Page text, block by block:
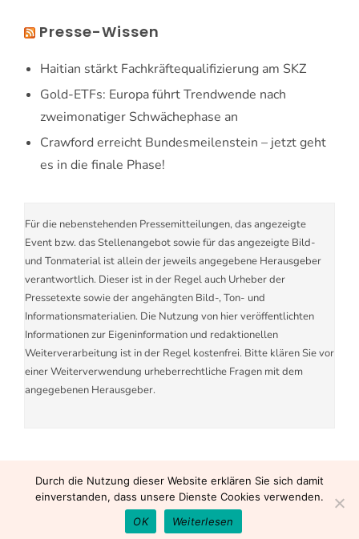
Presse-Wissen
Haitian stärkt Fachkräftequalifizierung am SKZ
Gold-ETFs: Europa führt Trendwende nach
zweimonatiger Schwächephase an
Crawford erreicht Bundesmeilenstein – jetzt geht
es in die finale Phase!
Für die nebenstehenden Pressemitteilungen, das angezeigte
Event bzw. das Stellenangebot sowie für das angezeigte Bild-
und Tonmaterial ist allein der jeweils angegebene Herausgeber
verantwortlich. Dieser ist in der Regel auch Urheber der
Pressetexte sowie der angehängten Bild-, Ton- und
Informationsmaterialien. Die Nutzung von hier veröffentlichten
Informationen zur Eigeninformation und redaktionellen
Weiterverarbeitung ist in der Regel kostenfrei. Bitte klären Sie vor
einer Weiterverwendung urheberrechtliche Fragen mit dem
angegebenen Herausgeber.
Durch die Nutzung dieser Website erklären Sie sich damit
einverstanden, dass unsere Dienste Cookies verwenden.
OK
Weiterlesen